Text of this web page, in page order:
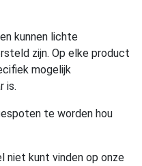
kunnen lichte
zijn. Op elke product
mogelijk
is.
te worden hou
niet kunt vinden op onze